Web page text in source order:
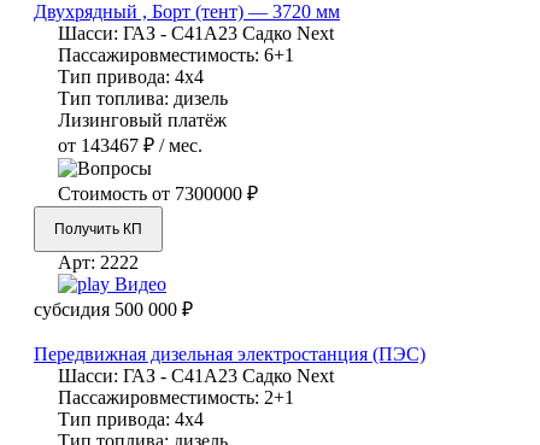
Двухрядный , Борт (тент) — 3720 мм
Шасси: ГАЗ - С41А23 Садко Next
Пассажировместимость: 6+1
Тип привода: 4х4
Тип топлива: дизель
Лизинговый платёж
от 143467 ₽ / мес.
Стоимость от 7300000 ₽
Получить КП
Арт: 2222
Видео
субсидия 500 000 ₽
Передвижная дизельная электростанция (ПЭС)
Шасси: ГАЗ - С41А23 Садко Next
Пассажировместимость: 2+1
Тип привода: 4х4